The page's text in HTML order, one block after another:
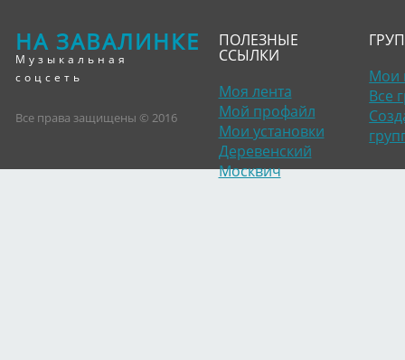
НА ЗАВАЛИНКЕ
Музыкальная
соцсеть
Все права защищены © 2016
ПОЛЕЗНЫЕ
ССЫЛКИ
Моя лента
Мой профайл
Мои установки
Деревенский
Москвич
Мои
Все